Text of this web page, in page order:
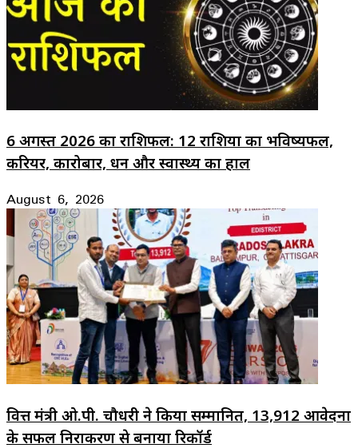
6 अगस्त 2026 का राशिफल: 12 राशियों का भविष्यफल,
करियर, कारोबार, धन और स्वास्थ्य का हाल
August 6, 2026
वित्त मंत्री ओ.पी. चौधरी ने किया सम्मानित, 13,912 आवेदनों
के सफल निराकरण से बनाया रिकॉर्ड